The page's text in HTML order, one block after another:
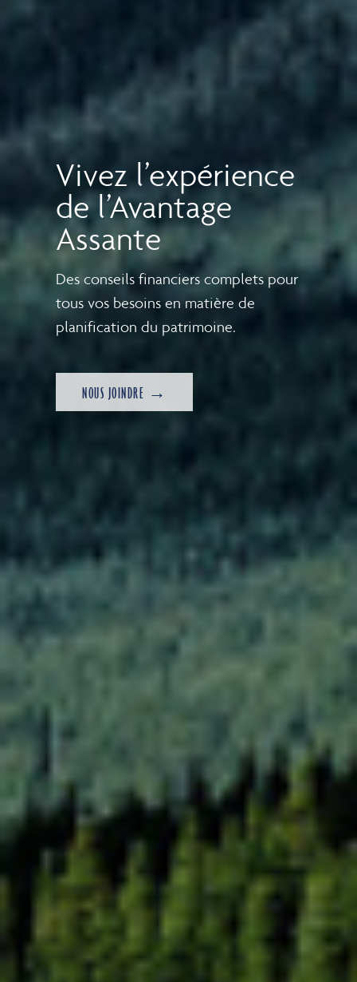
Vivez l’expérience
de l’Avantage
Assante
Des conseils financiers complets pour
tous vos besoins en matière de
planification du patrimoine.
NOUS JOINDRE →